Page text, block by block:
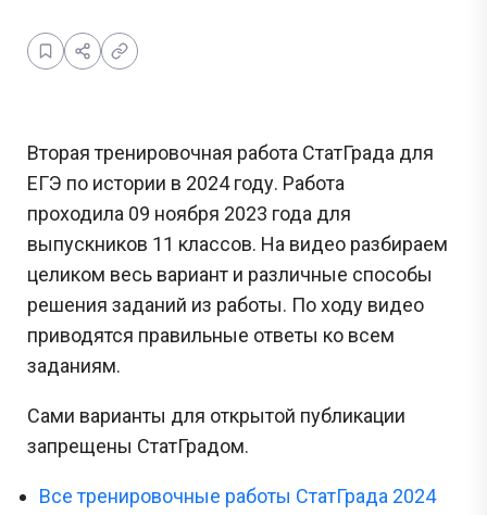
Вторая тренировочная работа СтатГрада для
ЕГЭ по истории в 2024 году. Работа
проходила 09 ноября 2023 года для
выпускников 11 классов. На видео разбираем
целиком весь вариант и различные способы
решения заданий из работы. По ходу видео
приводятся правильные ответы ко всем
заданиям.
Сами варианты для открытой публикации
запрещены СтатГрадом.
Все тренировочные работы СтатГрада 2024